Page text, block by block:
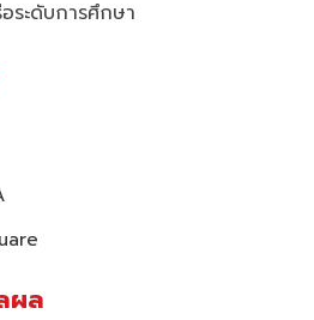
ระดับการศึกษา
ผล